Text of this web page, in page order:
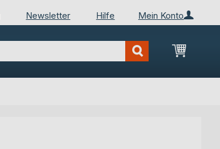
Mein Konto
Newsletter Hilfe
Mein